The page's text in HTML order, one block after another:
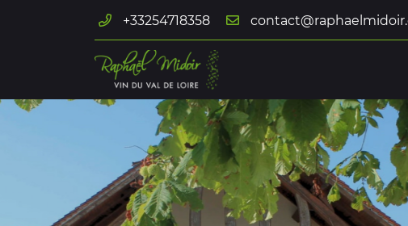
+33254718358
132 chemin des loges de Vignes
41700 Chémery
02 54 71 83 58